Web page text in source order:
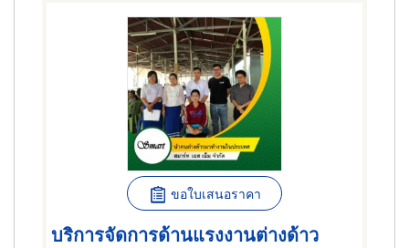
ขอใบเสนอราคา
บริการจัดการด้านแรงงานต่างด้าว